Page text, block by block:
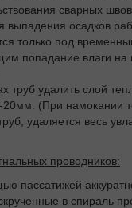
сварных
выпадения осадков
только под
попадание влаги на
труб удалить слой
20мм. (При намокании
удаляется весь
проводников:
пассатижей
в спираль